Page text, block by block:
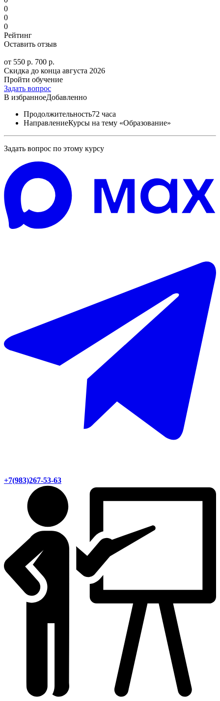
0
0
0
Рейтинг
Оставить отзыв
от 550 р. 700 р.
Скидка до конца августа 2026
Пройти обучение
Задать вопрос
В избранноеДобавленно
Продолжительность72 часа
НаправлениеКурсы на тему «Образование»
Задать вопрос по этому курсу
+7(983)267-53-63